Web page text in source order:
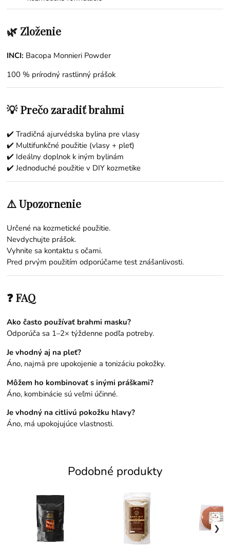
🌿 Zloženie
INCI: Bacopa Monnieri Powder
100 % prírodný rastlinný prášok
💡 Prečo zaradiť brahmi
✔️ Tradičná ajurvédska bylina pre vlasy
✔️ Multifunkčné použitie (vlasy + pleť)
✔️ Ideálny doplnok k iným bylinám
✔️ Jednoduché použitie v DIY kozmetike
⚠️ Upozornenie
Určené na kozmetické použitie.
Nevdychujte prášok.
Vyhnite sa kontaktu s očami.
Pred prvým použitím odporúčame test znášanlivosti.
❓ FAQ
Ako často používať brahmi masku?
Odporúča sa 1–2× týždenne podľa potreby.
Je vhodný aj na pleť?
Áno, najmä pre upokojenie a tonizáciu pokožky.
Môžem ho kombinovať s inými práškami?
Áno, kombinácie sú veľmi účinné.
Je vhodný na citlivú pokožku hlavy?
Áno, má upokojujúce vlastnosti.
Podobné produkty